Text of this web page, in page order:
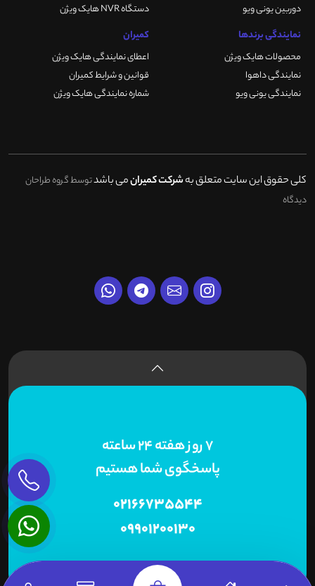
دوربین یونی ویو
دستگاه NVR هایک ویژن
نمایندگی برندها
محصولات هایک ویژن
نمایندگی داهوا
نمایندگی یونی ویو
کمیران
اعطای نمایندگی هایک ویژن
قوانین و شرایط کمیران
شماره نمایندگی هایک ویژن
کلی حقوق این سایت متعلق بهشرکت کمیرانمی باشدتوسط گروه طراحان
دیدگاه
7 روز هفته 24 ساعته
پاسخگوی شما هستیم
02166735544
09901200130